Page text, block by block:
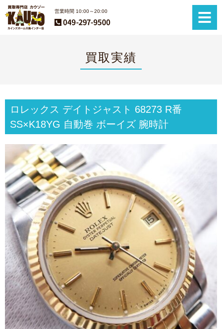
営業時間 10:00～20:00
買取実績
ロレックス デイトジャスト 68273 R番
SS×K18YG 自動巻 ボーイズ 腕時計